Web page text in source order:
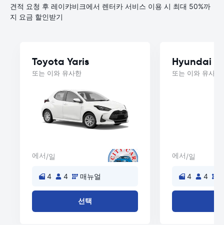
견적 요청 후 레이캬비크에서 렌터카 서비스 이용 시 최대 50%까
지 요금 할인받기
Toyota Yaris
또는 이와 유사한
에서/일
4 4 매뉴얼
선택
Hyundai
또는 이와 유사한
에서/일
4 4